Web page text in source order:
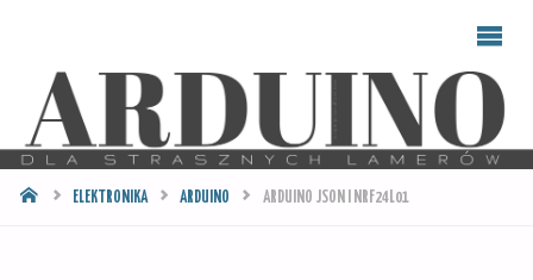
STRASZNYCH
LAMERÓW
STRONAELEKTRONIKA ARDUINO ARDUINO JSON I NRF24L01